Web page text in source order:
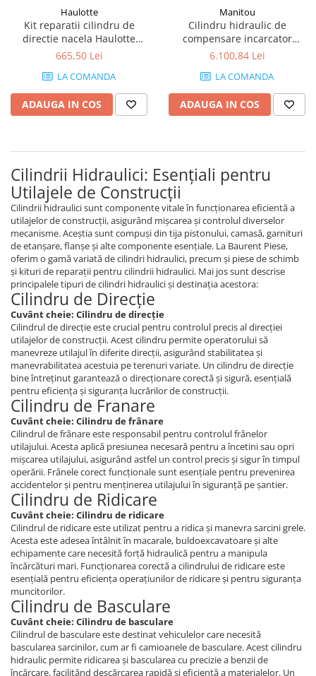
Alternatoare
Electromotoare
Pompa combustibil
Pompa de apa
Radiator racire ulei hidraulic
Radiator apa
Bobina de oprire
Bobina de acceleratie
Curea alternator - transmisie
Curea distributie
Esapament
Busoane - dopuri
Ventilatoare
Pompa de ulei
Termostat
Fulie
Pistoane
Turbosuflanta
Diverse piese motor
Furtune si conducte
Injectoare
Chiuloasa
Vibrochen - ax came - arbore cotit
Camasa piston
Segmenti motor
Termoflot
Cablu acceleratie
Senzori de presiune ulei
Vaporizatoare
Radiatoare AC
Piese frana
Discuri de frana
Etrieri
Placute de frana
Pompa de frana - cilindru de frana
Piese Parker
Piese Hyundai
Piese Terex
Piese Lombardini
Piese Linde
Piese Massey Ferguson
Piese Steyr
Piese Landini
Piese New Holland
Piese Takeuchi
Piese Kobelco
Piese Jungheinrich
Piese Claas
Piese Iveco
Piese Nifty Lift
Piese Grove
Piese motor Perkins
Piese Deutz Fahr
Piese Atlas Copco
Piese Hitachi
Piese Vermeer
Piese Gehl
Piese Socage
Piese Kaeser
Piese Wacker Neuson
Piese David Brown
Piese Mc Cormick
Piese Lamborghini
Piese Same
Haulotte
Kit reparatii cilindru de
directie nacela Haulotte
Compact
665,50 Lei
LA COMANDA
ADAUGA IN COS
Manitou
Cilindru hidraulic de
compensare incarcator
telescopic Manitou
6.100,84 Lei
LA COMANDA
ADAUGA IN COS
Cilindrii Hidraulici: Esențiali pentru
Utilajele de Construcții
Cilindrii hidraulici sunt componente vitale în funcționarea eficientă a
utilajelor de construcții, asigurând mișcarea și controlul diverselor
mecanisme. Aceștia sunt compuși din tija pistonului, camasă, garnituri
de etanșare, flanșe și alte componente esențiale. La Baurent Piese,
oferim o gamă variată de cilindri hidraulici, precum și piese de schimb
și kituri de reparații pentru cilindrii hidraulici. Mai jos sunt descrise
principalele tipuri de cilindri hidraulici și destinația acestora:
Cilindru de Direcție
Cuvânt cheie: Cilindru de direcție
Cilindrul de direcție este crucial pentru controlul precis al direcției
utilajelor de construcții. Acest cilindru permite operatorului să
manevreze utilajul în diferite direcții, asigurând stabilitatea și
manevrabilitatea acestuia pe terenuri variate. Un cilindru de direcție
bine întreținut garantează o direcționare corectă și sigură, esențială
pentru eficiența și siguranța lucrărilor de construcții.
Cilindru de Franare
Cuvânt cheie: Cilindru de frânare
Cilindrul de frânare este responsabil pentru controlul frânelor
utilajului. Acesta aplică presiunea necesară pentru a încetini sau opri
mișcarea utilajului, asigurând astfel un control precis și sigur în timpul
operării. Frânele corect funcționale sunt esențiale pentru prevenirea
accidentelor și pentru menținerea utilajului în siguranță pe șantier.
Cilindru de Ridicare
Cuvânt cheie: Cilindru de ridicare
Cilindrul de ridicare este utilizat pentru a ridica și manevra sarcini grele.
Acesta este adesea întâlnit în macarale, buldoexcavatoare și alte
echipamente care necesită forță hidraulică pentru a manipula
încărcături mari. Funcționarea corectă a cilindrului de ridicare este
esențială pentru eficiența operațiunilor de ridicare și pentru siguranța
muncitorilor.
Cilindru de Basculare
Cuvânt cheie: Cilindru de basculare
Cilindrul de basculare este destinat vehiculelor care necesită
bascularea sarcinilor, cum ar fi camioanele de basculare. Acest cilindru
hidraulic permite ridicarea și bascularea cu precizie a benzii de
încărcare, facilitând descărcarea rapidă și eficientă a materialelor. Un